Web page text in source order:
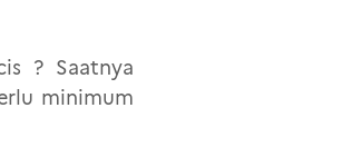
? Saatnya
minimum